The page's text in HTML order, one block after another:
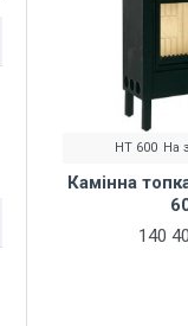
HT 600 На
Камінна
140